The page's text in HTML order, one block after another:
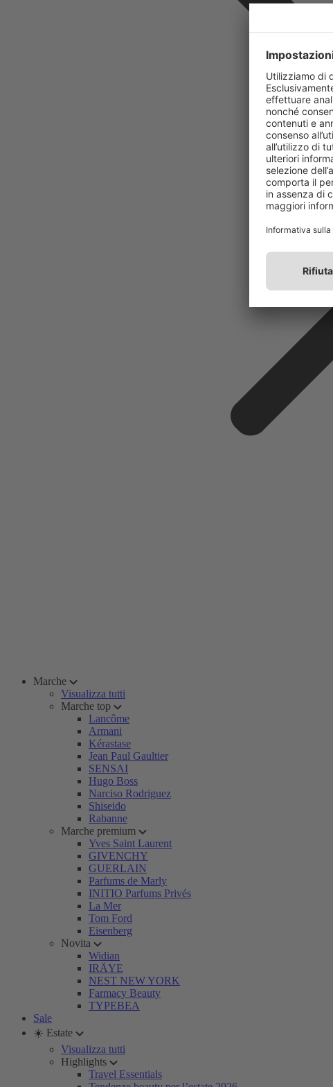
Marche
Visualizza tutti
Marche top
Lancôme
Armani
Kérastase
Jean Paul Gaultier
SENSAI
Hugo Boss
Narciso Rodriguez
Shiseido
Rabanne
Marche premium
Yves Saint Laurent
GIVENCHY
GUERLAIN
Parfums de Marly
INITIO Parfums Privés
La Mer
Tom Ford
Eisenberg
Novita
Widian
IRÄYE
NEST NEW YORK
Farmacy Beauty
TYPEBEA
Sale
☀️ Estate
Visualizza tutti
Highlights
Travel Essentials